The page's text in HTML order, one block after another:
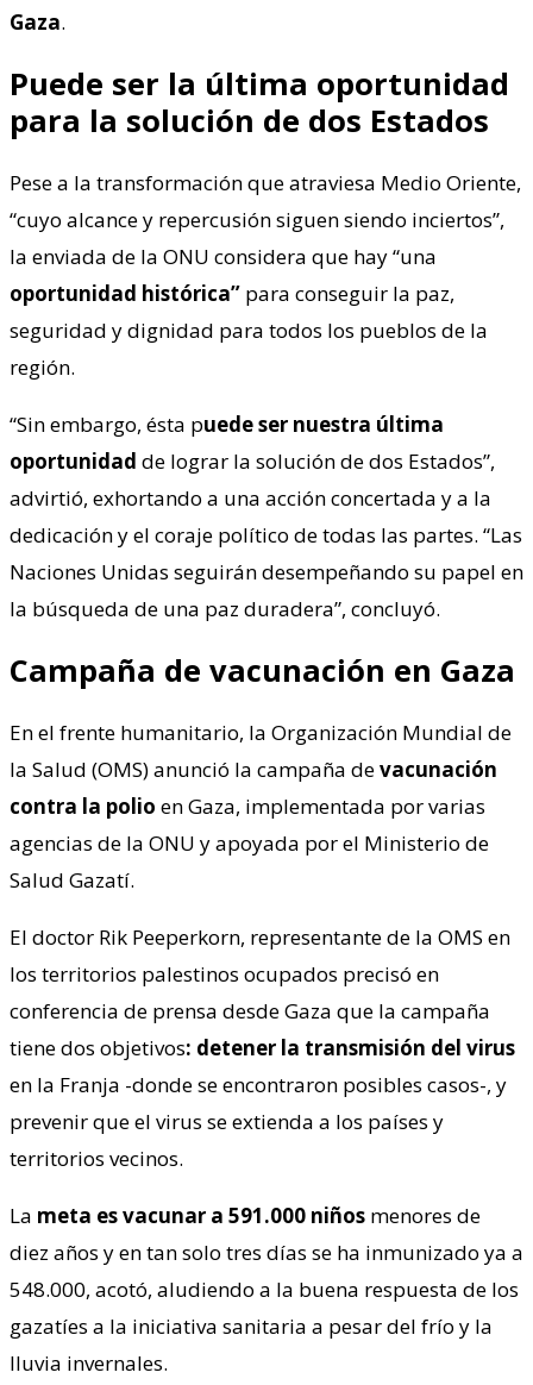
Gaza.
Puede ser la última oportunidad
para la solución de dos Estados
Pese a la transformación que atraviesa Medio Oriente,
“cuyo alcance y repercusión siguen siendo inciertos”,
la enviada de la ONU considera que hay “una
oportunidad histórica” para conseguir la paz,
seguridad y dignidad para todos los pueblos de la
región.
“Sin embargo, ésta puede ser nuestra última
oportunidad de lograr la solución de dos Estados”,
advirtió, exhortando a una acción concertada y a la
dedicación y el coraje político de todas las partes. “Las
Naciones Unidas seguirán desempeñando su papel en
la búsqueda de una paz duradera”, concluyó.
Campaña de vacunación en Gaza
En el frente humanitario, la Organización Mundial de
la Salud (OMS) anunció la campaña devacunación
contra la polio en Gaza, implementada por varias
agencias de la ONU y apoyada por el Ministerio de
Salud Gazatí.
El doctor Rik Peeperkorn, representante de la OMS en
los territorios palestinos ocupados precisó en
conferencia de prensa desde Gaza que la campaña
tiene dos objetivos: detener la transmisión del virus
en la Franja -donde se encontraron posibles casos-, y
prevenir que el virus se extienda a los países y
territorios vecinos.
La meta es vacunar a 591.000 niños menores de
diez años y en tan solo tres días se ha inmunizado ya a
548.000, acotó, aludiendo a la buena respuesta de los
gazatíes a la iniciativa sanitaria a pesar del frío y la
lluvia invernales.